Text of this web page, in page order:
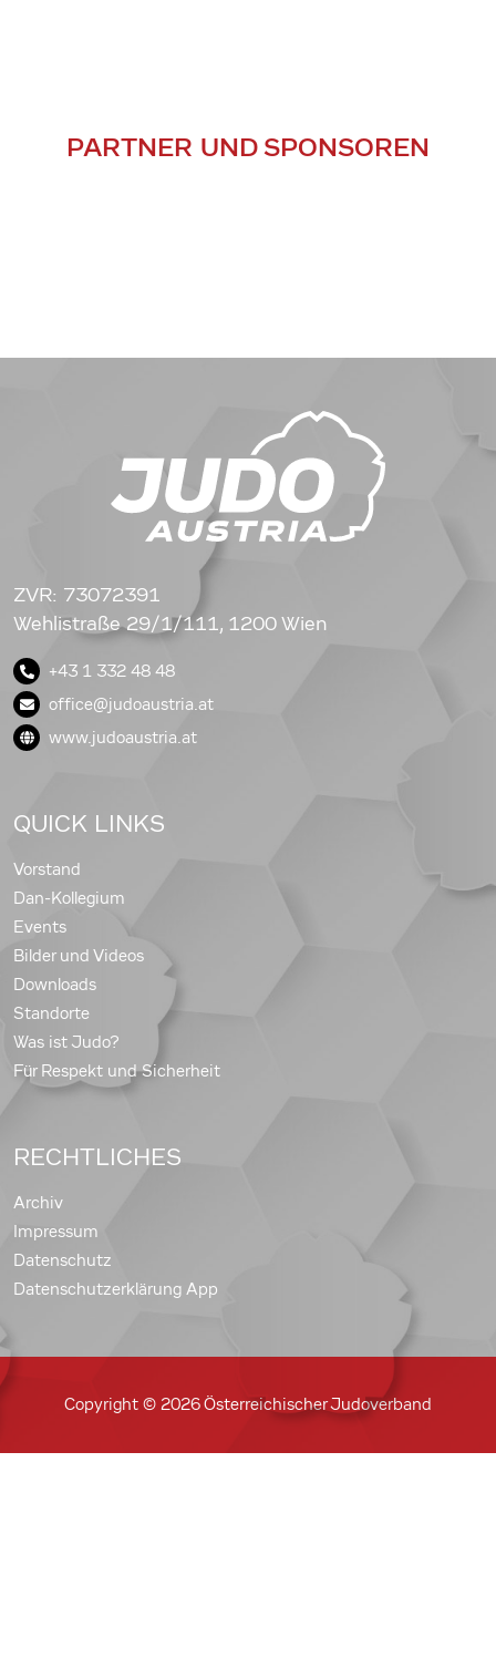
PARTNER UND SPONSOREN
ZVR: 73072391
Wehlistraße 29/1/111, 1200 Wien
+43 1 332 48 48
office@judoaustria.at
www.judoaustria.at
QUICK LINKS
Vorstand
Dan-Kollegium
Events
Bilder und Videos
Downloads
Standorte
Was ist Judo?
Für Respekt und Sicherheit
RECHTLICHES
Archiv
Impressum
Datenschutz
Datenschutzerklärung App
Copyright © 2026 Österreichischer Judoverband